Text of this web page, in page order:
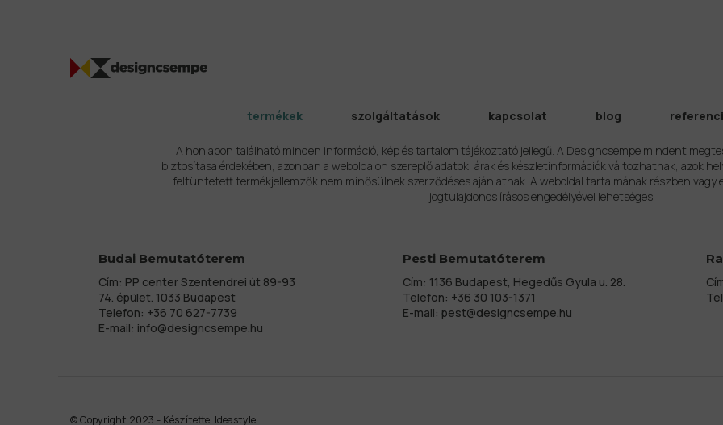
termékek szolgáltatások kapcsolat blog
A honlapon található minden információ, kép és tartalom tájékoztató jellegű. A Designcsempe mindent
biztosítása érdekében, azonban a weboldalon szereplő adatok, árak és készletinformációk változhatnak, azok
feltüntetett termékjellemzők nem minősülnek szerződéses ajánlatnak. A weboldal tartalmának részben vagy
jogtulajdonos írásos engedélyével lehetséges.
Budai Bemutatóterem
Cím: PP center Szentendrei út 89-93
74. épület. 1033 Budapest
Telefon: +36 70 627-7739
E-mail: info@designcsempe.hu
Pesti Bemutatóterem
Cím: 1136 Budapest, Hegedűs Gyula u. 28.
Telefon: +36 30 103-1371
E-mail: pest@designcsempe.hu
© Copyright 2023 - Készítette: Ideastyle